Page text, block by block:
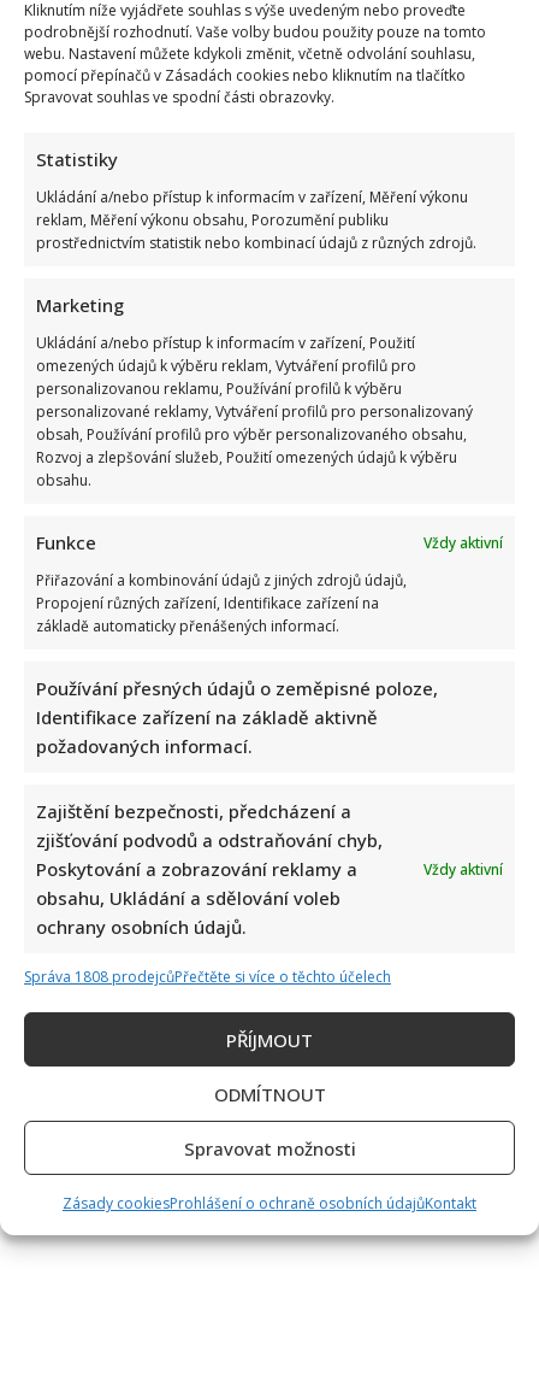
Kliknutím níže vyjádřete souhlas s výše uvedeným nebo proveďte
podrobnější rozhodnutí. Vaše volby budou použity pouze na tomto
webu. Nastavení můžete kdykoli změnit, včetně odvolání souhlasu,
pomocí přepínačů v Zásadách cookies nebo kliknutím na tlačítko
Spravovat souhlas ve spodní části obrazovky.
Statistiky
Ukládání a/nebo přístup k informacím v zařízení, Měření výkonu
reklam, Měření výkonu obsahu, Porozumění publiku
prostřednictvím statistik nebo kombinací údajů z různých zdrojů.
Marketing
Ukládání a/nebo přístup k informacím v zařízení, Použití
omezených údajů k výběru reklam, Vytváření profilů pro
personalizovanou reklamu, Používání profilů k výběru
personalizované reklamy, Vytváření profilů pro personalizovaný
obsah, Používání profilů pro výběr personalizovaného obsahu,
Rozvoj a zlepšování služeb, Použití omezených údajů k výběru
obsahu.
Funkce
Vždy aktivní
Přiřazování a kombinování údajů z jiných zdrojů údajů,
Propojení různých zařízení, Identifikace zařízení na
základě automaticky přenášených informací.
Používání přesných údajů o zeměpisné poloze,
Identifikace zařízení na základě aktivně
požadovaných informací.
Zajištění bezpečnosti, předcházení a
zjišťování podvodů a odstraňování chyb,
Poskytování a zobrazování reklamy a
obsahu, Ukládání a sdělování voleb
ochrany osobních údajů.
Vždy aktivní
Správa 1808 prodejcůPřečtěte si více o těchto účelech
PŘÍJMOUT
ODMÍTNOUT
Spravovat možnosti
Zásady cookiesProhlášení o ochraně osobních údajůKontakt